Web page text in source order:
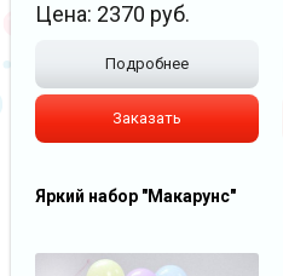
Цена: 2370 руб.
Подробнее
Заказать
Яркий набор "Макарунс"